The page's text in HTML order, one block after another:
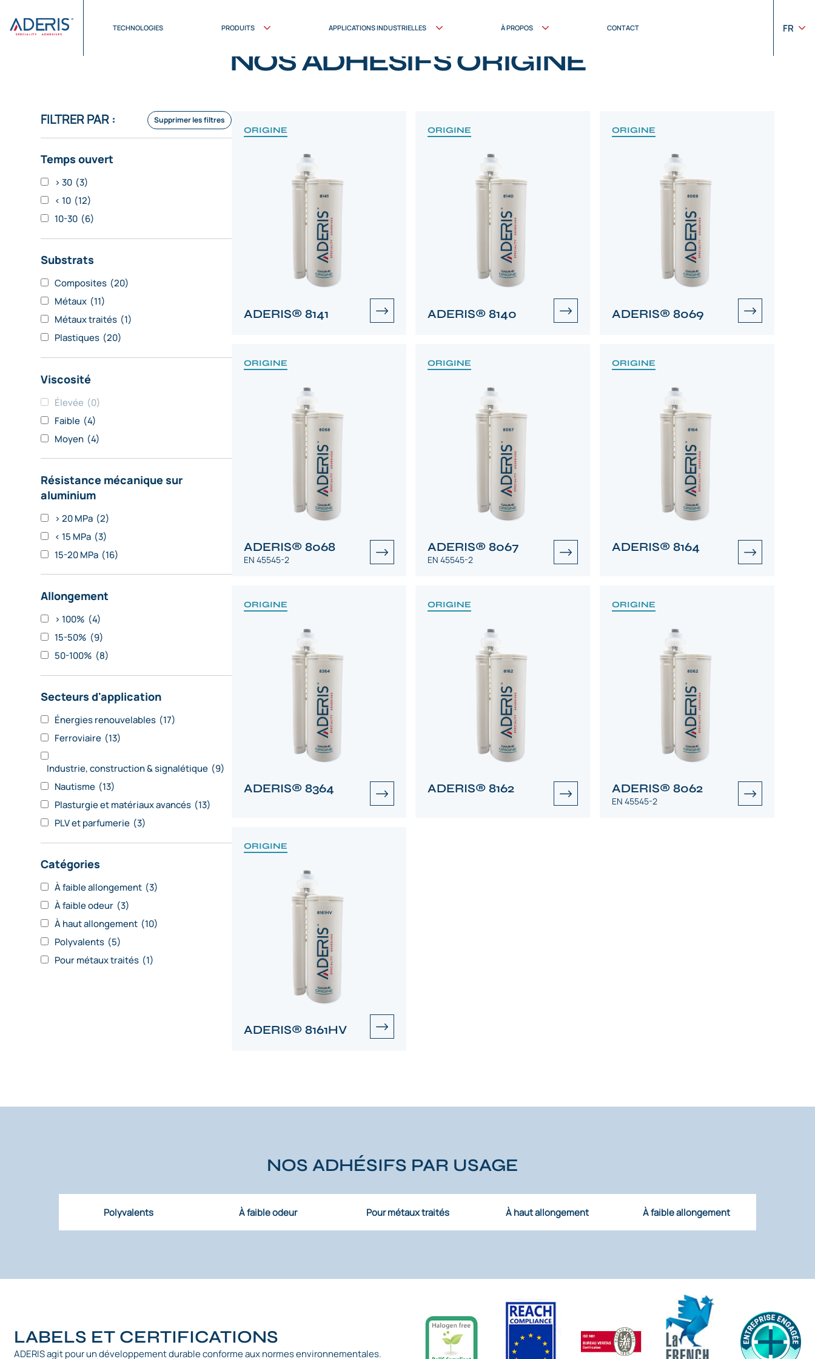
TECHNOLOGIES PRODUITS APPLICATIONS INDUSTRIELLES À PROPOS CONTACT FR
PRODUITS
NOS ADHÉSIFS ORIGINE
FILTRER PAR : Supprimer les filtres
Temps ouvert
> 30 (3)
< 10 (12)
10-30 (6)
Substrats
Composites (20)
Métaux (11)
Métaux traités (1)
Plastiques (20)
Viscosité
Élevée (0)
Faible (4)
Moyen (4)
Résistance mécanique sur
aluminium
> 20 MPa (2)
< 15 MPa (3)
15-20 MPa (16)
Allongement
> 100% (4)
15-50% (9)
50-100% (8)
Secteurs d'application
Énergies renouvelables (17)
Ferroviaire (13)
Industrie, construction & signalétique (9)
Nautisme (13)
Plasturgie et matériaux avancés (13)
PLV et parfumerie (3)
Catégories
À faible allongement (3)
À faible odeur (3)
À haut allongement (10)
Polyvalents (5)
Pour métaux traités (1)
ORIGINE
ADERIS® 8141
ORIGINE
ADERIS® 8140
ORIGINE
ADERIS® 8069
ORIGINE
ADERIS® 8068
EN 45545-2
ORIGINE
ADERIS® 8067
EN 45545-2
ORIGINE
ADERIS® 8164
ORIGINE
ADERIS® 8364
ORIGINE
ADERIS® 8162
ORIGINE
ADERIS® 8062
EN 45545-2
ORIGINE
ADERIS® 8161HV
NOS ADHÉSIFS PAR USAGE
Polyvalents À faible odeur Pour métaux traités À haut allongement À faible allongement
LABELS ET CERTIFICATIONS
ADERIS agit pour un développement durable conforme aux normes environnementales.